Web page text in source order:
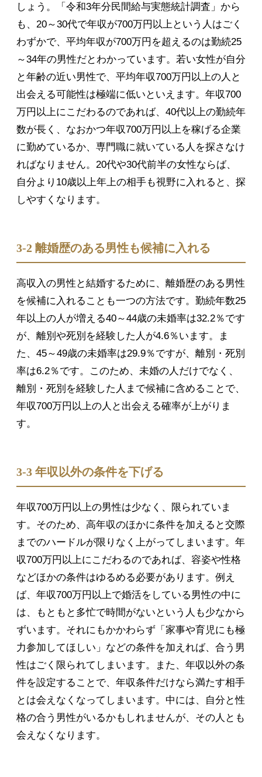
しょう。「令和3年分民間給与実態統計調査」から
も、20～30代で年収が700万円以上という人はごく
わずかで、平均年収が700万円を超えるのは勤続25
～34年の男性だとわかっています。若い女性が自分
と年齢の近い男性で、平均年収700万円以上の人と
出会える可能性は極端に低いといえます。年収700
万円以上にこだわるのであれば、40代以上の勤続年
数が長く、なおかつ年収700万円以上を稼げる企業
に勤めているか、専門職に就いている人を探さなけ
ればなりません。20代や30代前半の女性ならば、
自分より10歳以上年上の相手も視野に入れると、探
しやすくなります。
3-2 離婚歴のある男性も候補に入れる
高収入の男性と結婚するために、離婚歴のある男性
を候補に入れることも一つの方法です。勤続年数25
年以上の人が増える40～44歳の未婚率は32.2％です
が、離別や死別を経験した人が4.6％います。ま
た、45～49歳の未婚率は29.9％ですが、離別・死別
率は6.2％です。このため、未婚の人だけでなく、
離別・死別を経験した人まで候補に含めることで、
年収700万円以上の人と出会える確率が上がりま
す。
3-3 年収以外の条件を下げる
年収700万円以上の男性は少なく、限られていま
す。そのため、高年収のほかに条件を加えると交際
までのハードルが限りなく上がってしまいます。年
収700万円以上にこだわるのであれば、容姿や性格
などほかの条件はゆるめる必要があります。例え
ば、年収700万円以上で婚活をしている男性の中に
は、もともと多忙で時間がないという人も少なから
ずいます。それにもかかわらず「家事や育児にも極
力参加してほしい」などの条件を加えれば、合う男
性はごく限られてしまいます。また、年収以外の条
件を設定することで、年収条件だけなら満たす相手
とは会えなくなってしまいます。中には、自分と性
格の合う男性がいるかもしれませんが、その人とも
会えなくなります。